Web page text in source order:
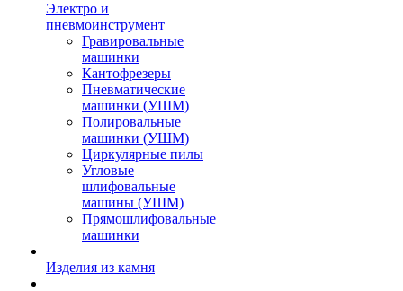
Электро и
пневмоинструмент
Гравировальные
машинки
Кантофрезеры
Пневматические
машинки (УШМ)
Полировальные
машинки (УШМ)
Циркулярные пилы
Угловые
шлифовальные
машины (УШМ)
Прямошлифовальные
машинки
Изделия из камня